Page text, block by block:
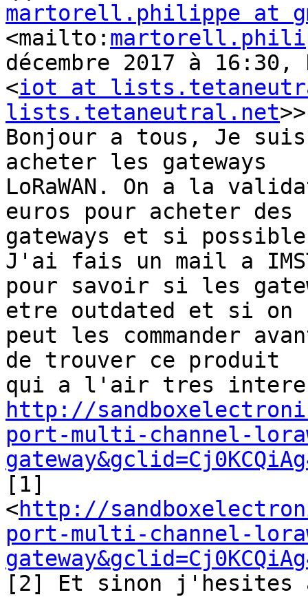
martorell.philippe at
<mailto:
décembre 2017 à
<iot at
lists.tetaneutral.net
Bonjour a tous, Je
acheter les gateways
LoRaWAN. On a la
euros pour acheter des
gateways et si
J'ai fais un mail a
pour savoir si les
etre outdated et si on
peut les commander
de trouver ce produit
http://
port-multi-channel-
[1]
<http://
port-multi-channel-
[2] Et sinon j'hesites